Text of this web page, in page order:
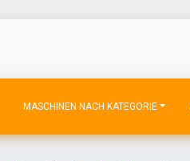
MASCHINEN NACH KATEGORIE